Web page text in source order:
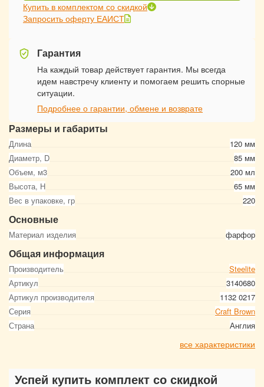
Размеры и габариты
Длина
120 мм
Диаметр, D
85 мм
Объем, м3
200 мл
Высота, Н
65 мм
Вес в упаковке, гр
220
Основные
Материал изделия фарфор
Общая информация
Производитель
Steelite
Артикул
3140680
Артикул производителя
1132 0217
Серия
Craft Brown
Страна
Англия
все характеристики
Купить в комплектом со скидкой
Запросить оферту ЕАИСТ
Гарантия
На каждый товар действует гарантия. Мы всегда
идем навстречу клиенту и помогаем решить спорные
ситуации.
Подробнее о гарантии, обмене и возврате
Успей купить комплект со скидкой